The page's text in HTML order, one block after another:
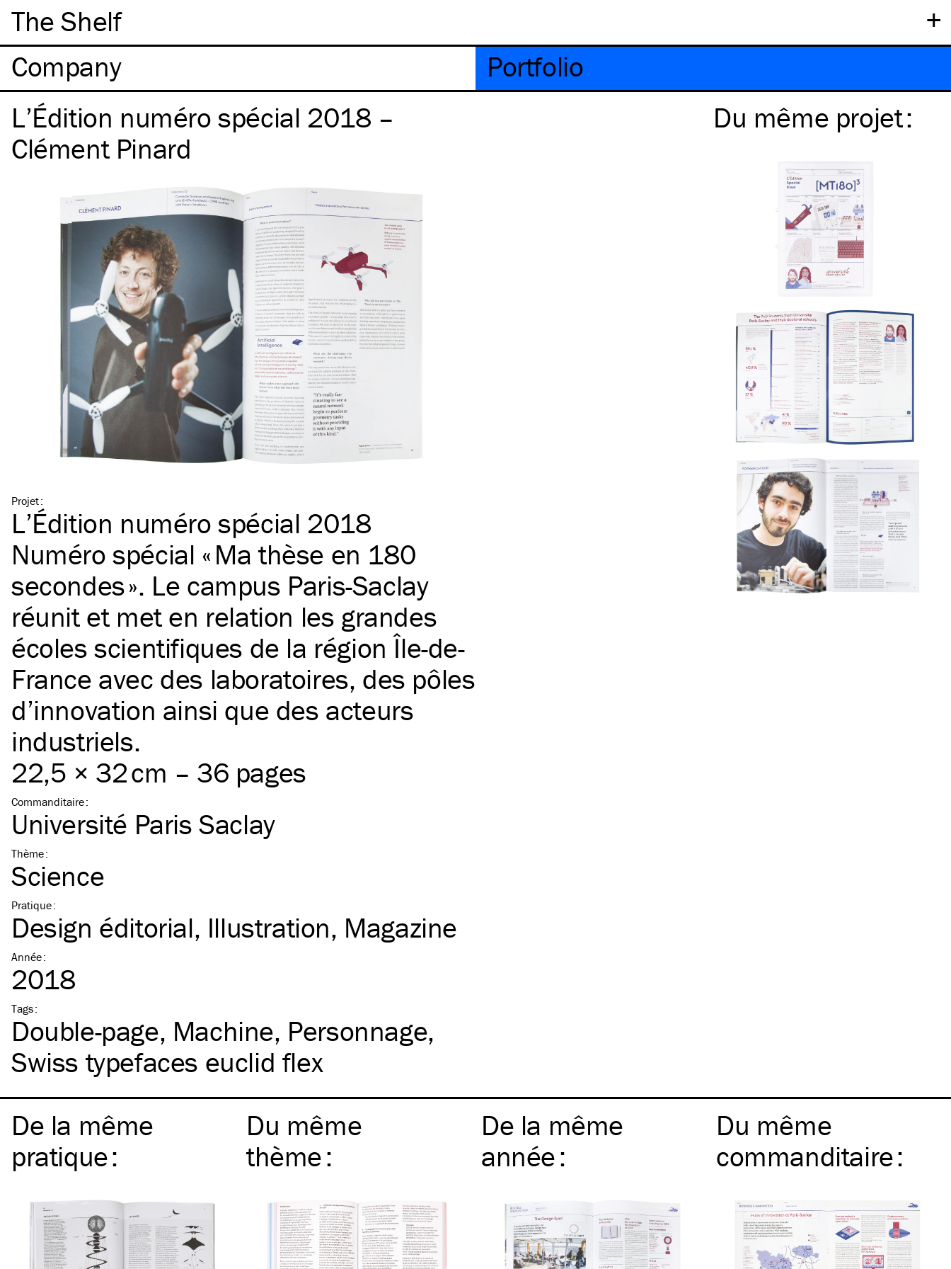
+
The Shelf
Company
Portfolio
L’Édition numéro spécial 2018 –
Clément Pinard
Projet:
L’Édition numéro spécial 2018
Numéro spécial « Ma thèse en 180
secondes ». Le campus Paris-Saclay
réunit et met en relation les grandes
écoles scientifiques de la région Île-de-
France avec des laboratoires, des pôles
d’innovation ainsi que des acteurs
industriels.
22,5 × 32 cm – 36 pages
Commanditaire:
Université Paris Saclay
Thème:
Science
Pratique:
Design éditorial Illustration Magazine
Année:
2018
Tags:
Double-page Machine Personnage
Swiss typefaces euclid flex
Du même projet:
De la même
pratique:
Du même
thème:
De la même
année:
Du même
commanditaire: